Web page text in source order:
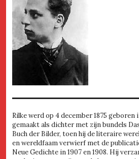
Rilke werd op 4 december 1875 geboren
gemaakt als dichter met zijn bundels
Buch der Bilder, toen hij de literaire
en wereldfaam verwierf met de
Neue Gedichte in 1907 en 1908. Hij